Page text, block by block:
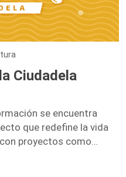
Ciudadela
se encuentra
que redefine la vida
proyectos como